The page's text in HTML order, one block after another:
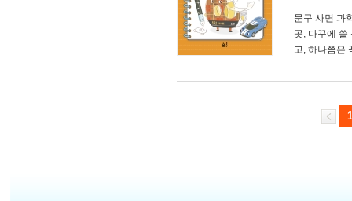
문구 사면 과
곳, 다꾸에 쓸
고, 하나쯤은
1